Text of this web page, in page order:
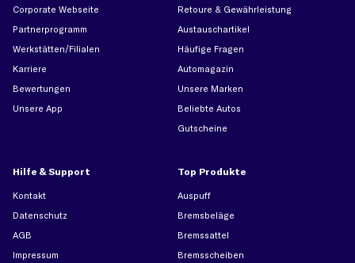
Corporate Webseite
Partnerprogramm
Werkstätten/Filialen
Karriere
Bewertungen
Unsere App
Retoure & Gewährleistung
Austauschartikel
Häufige Fragen
Automagazin
Unsere Marken
Beliebte Autos
Gutscheine
Hilfe & Support
Kontakt
Datenschutz
AGB
Impressum
Top Produkte
Auspuff
Bremsbeläge
Bremssattel
Bremsscheiben